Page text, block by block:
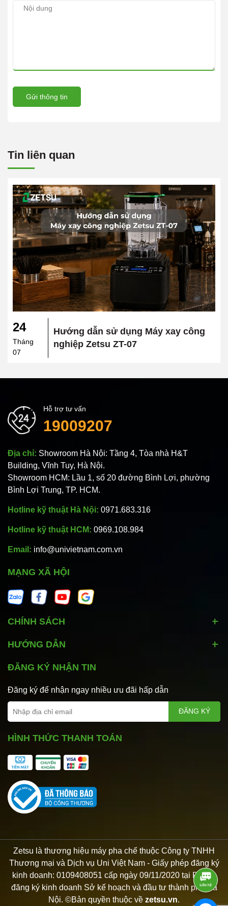
Gửi thông tin
Tin liên quan
24
Tháng
07
Hướng dẫn sử dụng Máy xay công
nghiệp Zetsu ZT-07
Hỗ trợ tư vấn
19009207
Địa chỉ: Showroom Hà Nội: Tầng 4, Tòa nhà H&T
Building, Vĩnh Tuy, Hà Nội.
Showroom HCM: Lầu 1, số 20 đường Bình Lợi, phường
Bình Lợi Trung, TP. HCM.
Hotline kỹ thuật Hà Nội: 0971.683.316
Hotline kỹ thuật HCM: 0969.108.984
Email: info@univietnam.com.vn
MẠNG XÃ HỘI
CHÍNH SÁCH
HƯỚNG DẪN
ĐĂNG KÝ NHẬN TIN
Đăng ký để nhận ngay nhiều ưu đãi hấp dẫn
ĐĂNG KÝ
HÌNH THỨC THANH TOÁN
Zetsu là thương hiệu máy pha chế thuộc Công ty TNHH
Thương mại và Dịch vụ Uni Việt Nam - Giấy phép đăng ký
kinh doanh: 0109408051 cấp ngày 09/11/2020 tại Phòng
đăng ký kinh doanh Sở kế hoạch và đầu tư thành phố Hà
Nội. ©Bản quyền thuộc về zetsu.vn.